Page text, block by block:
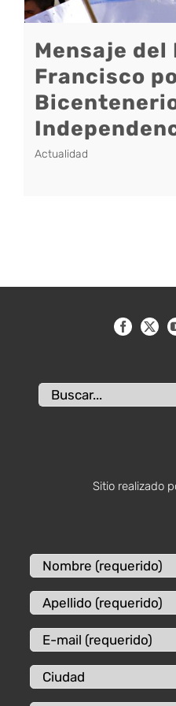
Mensaje del
Francisco
Actualidad
Buscar:
Sitio realizado